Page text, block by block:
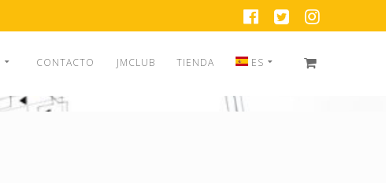
CONTACTO JMCLUB TIENDA ES